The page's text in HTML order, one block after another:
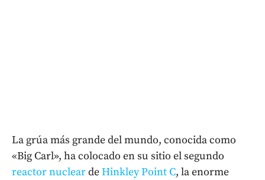
La grúa más grande del mundo, conocida como
«Big Carl», ha colocado en su sitio el segundo
reactor nucleardeHinkley Point C, la enorme